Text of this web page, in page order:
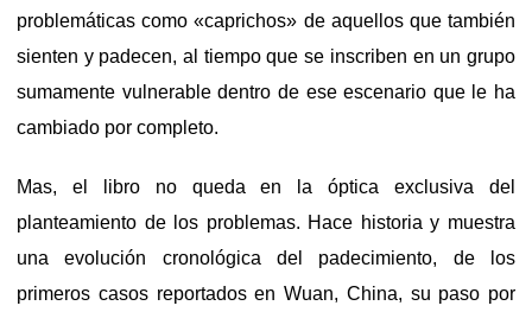
problemáticas como «caprichos» de aquellos que también
sienten y padecen, al tiempo que se inscriben en un grupo
sumamente vulnerable dentro de ese escenario que le ha
cambiado por completo.
Mas, el libro no queda en la óptica exclusiva del
planteamiento de los problemas. Hace historia y muestra
una evolución cronológica del padecimiento, de los
primeros casos reportados en Wuan, China, su paso por